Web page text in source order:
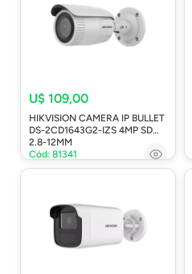
U$ 109,00
HIKVISION CAMERA IP BULLET
DS-2CD1643G2-IZS 4MP SD
2.8-12MM
Cód: 81341